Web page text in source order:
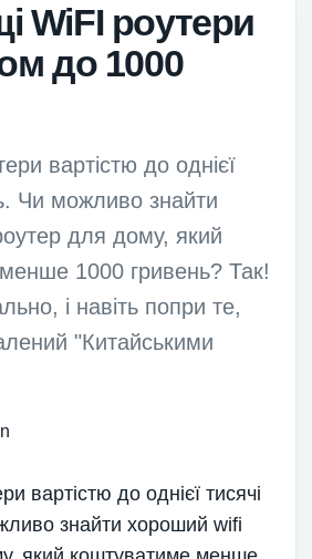
WiFI роутери
до 1000
вартістю до однієї
Чи можливо знайти
для дому, який
1000 гривень? Так!
і навіть попри те,
"Китайськими
вартістю до однієї тисячі
знайти хороший wifi